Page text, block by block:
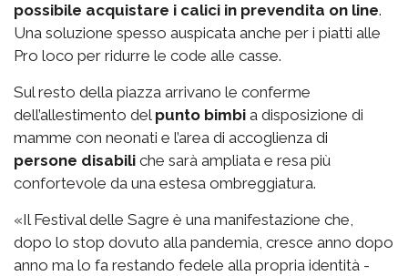
possibile acquistare i calici in prevendita on line.
Una soluzione spesso auspicata anche per i piatti alle
Pro loco per ridurre le code alle casse.
Sul resto della piazza arrivano le conferme
dell’allestimento del punto bimbi a disposizione di
mamme con neonati e l’area di accoglienza di
persone disabili che sarà ampliata e resa più
confortevole da una estesa ombreggiatura.
«Il Festival delle Sagre è una manifestazione che,
dopo lo stop dovuto alla pandemia, cresce anno dopo
anno ma lo fa restando fedele alla propria identità -